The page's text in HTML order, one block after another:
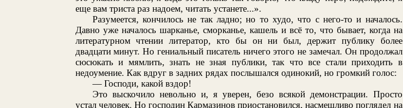
еще вам триста раз надоем, читать устанете...».
Разумеется, кончилось не так ладно; но то худо, что с него-то и началось.
Давно уже началось шарканье, сморканье, кашель и всё то, что бывает, когда на
литературном чтении литератор, кто бы он ни был, держит публику более
двадцати минут. Но гениальный писатель ничего этого не замечал. Он продолжал
сюсюкать и мямлить, знать не зная публики, так что все стали приходить в
недоумение. Как вдруг в задних рядах послышался одинокий, но громкий голос:
— Господи, какой вздор!
Это выскочило невольно и, я уверен, безо всякой демонстрации. Просто
устал человек. Но господин Кармазинов приостановился, насмешливо поглядел на